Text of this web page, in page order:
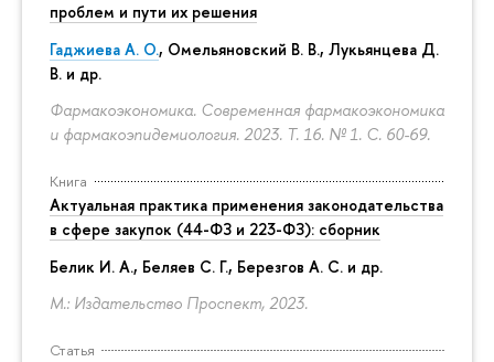
проблем и пути их решения
Гаджиева А. О., Омельяновский В. В., Лукьянцева Д.
В. и др.
Фармакоэкономика. Современная фармакоэкономика
и фармакоэпидемиология. 2023. Т. 16. № 1. С. 60-69.
Книга
Актуальная практика применения законодательства
в сфере закупок (44-ФЗ и 223-ФЗ): сборник
Белик И. А., Беляев С. Г., Березгов А. С. и др.
М.: Издательство Проспект, 2023.
Статья